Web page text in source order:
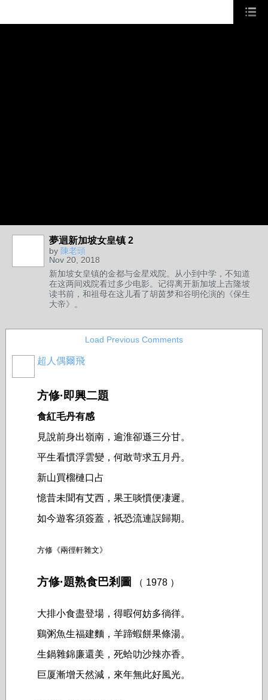
夢迴新加坡女皇镇 2
by 陳老頭
Nov 20, 2018
新加坡女皇镇的金都与金星戏院。从小到中学，不知道
在这两间戏院看过多少电影。记得离开新加坡上吉隆坡
读书前，和祖母在这儿看了胡茵梦和谷明伦演的《保生
大帝》。
Load Previous Comments
超人偶爾飛
方修·即興二題
食紅毛丹有感
見說前身出嶺南，逾淮卻遜三分甘。
平生看慣浮雲變，何敢苛求五月丹。
新山買榴槤口占
憶昔未聞有艾西，果王啖慣便凄遲。
如今遊客須簽蓋，祇恐流連誤歸期。
方修《兩徑軒雜文》
方修·題熟食巴剎圖 （ 1978 ）
大排小食盡登場，得暇何妨多徜徉。
鷄粥魚生福建麵，羊蹄蝦餅果條湯。
生鍋雜錦廉還美，死蛤叻沙辣亦香。
巨厦漸增天然減，來年無此好風光。